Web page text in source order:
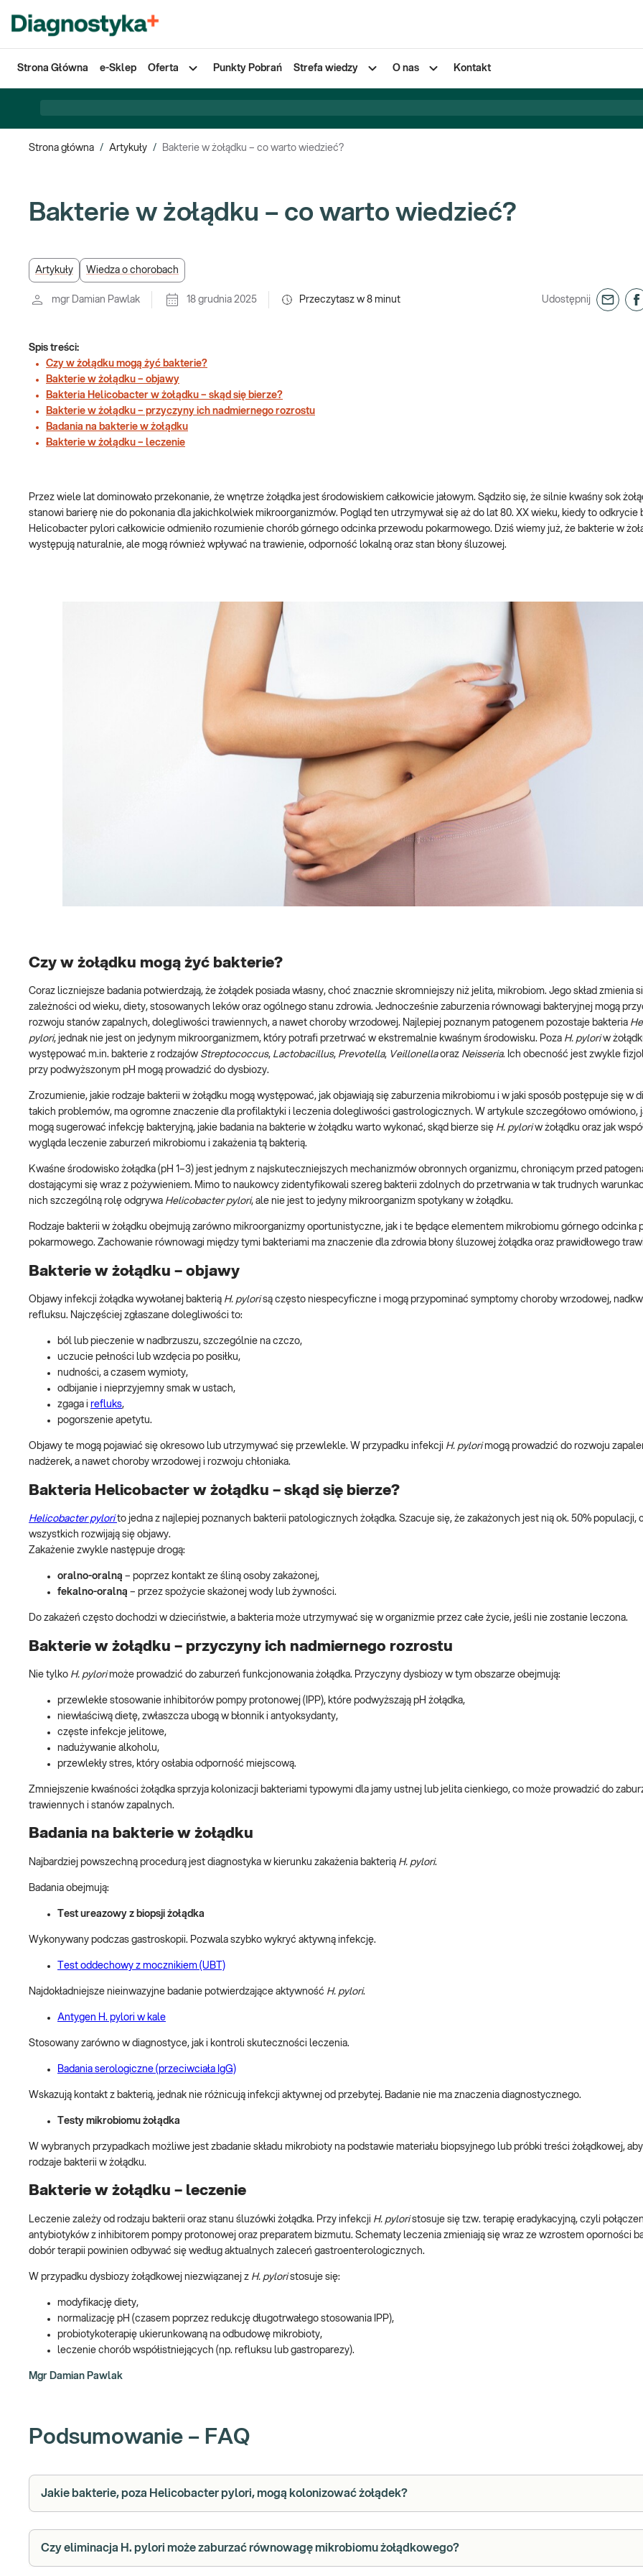
Strona Główna e-Sklep Oferta Punkty Pobrań Strefa wiedzy O nas Kontakt
Strona główna / Artykuły / Bakterie w żołądku – co warto wiedzieć?
Bakterie w żołądku – co warto wiedzieć?
Artykuły Wiedza o chorobach
mgr Damian Pawlak 18 grudnia 2025 Przeczytasz w 8 minut Udostępnij
Spis treści:
Czy w żołądku mogą żyć bakterie?
Bakterie w żołądku – objawy
Bakteria Helicobacter w żołądku – skąd się bierze?
Bakterie w żołądku – przyczyny ich nadmiernego rozrostu
Badania na bakterie w żołądku
Bakterie w żołądku – leczenie
Przez wiele lat dominowało przekonanie, że wnętrze żołądka jest środowiskiem całkowicie jałowym. Sądziło się, że silnie kwaśny sok
stanowi barierę nie do pokonania dla jakichkolwiek mikroorganizmów. Pogląd ten utrzymywał się aż do lat 80. XX wieku, kiedy to odkrycie
Helicobacter pylori całkowicie odmieniło rozumienie chorób górnego odcinka przewodu pokarmowego. Dziś wiemy już, że bakterie w
występują naturalnie, ale mogą również wpływać na trawienie, odporność lokalną oraz stan błony śluzowej.
Czy w żołądku mogą żyć bakterie?
Coraz liczniejsze badania potwierdzają, że żołądek posiada własny, choć znacznie skromniejszy niż jelita, mikrobiom. Jego skład zmienia
zależności od wieku, diety, stosowanych leków oraz ogólnego stanu zdrowia. Jednocześnie zaburzenia równowagi bakteryjnej mogą
rozwoju stanów zapalnych, dolegliwości trawiennych, a nawet choroby wrzodowej. Najlepiej poznanym patogenem pozostaje bakteria
pylori, jednak nie jest on jedynym mikroorganizmem, który potrafi przetrwać w ekstremalnie kwaśnym środowisku. Poza H. pyloriw
występować m.in. bakterie z rodzajów Streptococcus, Lactobacillus, Prevotella, Veillonellaoraz Neisseria. Ich obecność jest zwykle
przy podwyższonym pH mogą prowadzić do dysbiozy.
Zrozumienie, jakie rodzaje bakterii w żołądku mogą występować, jak objawiają się zaburzenia mikrobiomu i w jaki sposób postępuje się w
takich problemów, ma ogromne znaczenie dla profilaktyki i leczenia dolegliwości gastrologicznych. W artykule szczegółowo omówiono,
mogą sugerować infekcję bakteryjną, jakie badania na bakterie w żołądku warto wykonać, skąd bierze się H. pyloriw żołądku oraz jak
wygląda leczenie zaburzeń mikrobiomu i zakażenia tą bakterią.
Kwaśne środowisko żołądka (pH 1–3) jest jednym z najskuteczniejszych mechanizmów obronnych organizmu, chroniącym przed
dostającymi się wraz z pożywieniem. Mimo to naukowcy zidentyfikowali szereg bakterii zdolnych do przetrwania w tak trudnych
nich szczególną rolę odgrywa Helicobacter pylori, ale nie jest to jedyny mikroorganizm spotykany w żołądku.
Rodzaje bakterii w żołądku obejmują zarówno mikroorganizmy oportunistyczne, jak i te będące elementem mikrobiomu górnego odcinka
pokarmowego. Zachowanie równowagi między tymi bakteriami ma znaczenie dla zdrowia błony śluzowej żołądka oraz prawidłowego
Bakterie w żołądku – objawy
Objawy infekcji żołądka wywołanej bakterią H. pylorisą często niespecyficzne i mogą przypominać symptomy choroby wrzodowej,
refluksu. Najczęściej zgłaszane dolegliwości to:
ból lub pieczenie w nadbrzuszu, szczególnie na czczo,
uczucie pełności lub wzdęcia po posiłku,
nudności, a czasem wymioty,
odbijanie i nieprzyjemny smak w ustach,
zgaga i refluks,
pogorszenie apetytu.
Objawy te mogą pojawiać się okresowo lub utrzymywać się przewlekle. W przypadku infekcji H. pylorimogą prowadzić do rozwoju
nadżerek, a nawet choroby wrzodowej i rozwoju chłoniaka.
Bakteria Helicobacter w żołądku – skąd się bierze?
Helicobacter pylorito jedna z najlepiej poznanych bakterii patologicznych żołądka. Szacuje się, że zakażonych jest nią ok. 50% populacji,
wszystkich rozwijają się objawy.
Zakażenie zwykle następuje drogą:
oralno-oralną – poprzez kontakt ze śliną osoby zakażonej,
fekalno-oralną – przez spożycie skażonej wody lub żywności.
Do zakażeń często dochodzi w dzieciństwie, a bakteria może utrzymywać się w organizmie przez całe życie, jeśli nie zostanie leczona.
Bakterie w żołądku – przyczyny ich nadmiernego rozrostu
Nie tylko H. pylorimoże prowadzić do zaburzeń funkcjonowania żołądka. Przyczyny dysbiozy w tym obszarze obejmują:
przewlekłe stosowanie inhibitorów pompy protonowej (IPP), które podwyższają pH żołądka,
niewłaściwą dietę, zwłaszcza ubogą w błonnik i antyoksydanty,
częste infekcje jelitowe,
nadużywanie alkoholu,
przewlekły stres, który osłabia odporność miejscową.
Zmniejszenie kwaśności żołądka sprzyja kolonizacji bakteriami typowymi dla jamy ustnej lub jelita cienkiego, co może prowadzić do
trawiennych i stanów zapalnych.
Badania na bakterie w żołądku
Najbardziej powszechną procedurą jest diagnostyka w kierunku zakażenia bakterią H. pylori.
Badania obejmują:
Test ureazowy z biopsji żołądka
Wykonywany podczas gastroskopii. Pozwala szybko wykryć aktywną infekcję.
Test oddechowy z mocznikiem (UBT)
Najdokładniejsze nieinwazyjne badanie potwierdzające aktywność H. pylori.
Antygen H. pylori w kale
Stosowany zarówno w diagnostyce, jak i kontroli skuteczności leczenia.
Badania serologiczne (przeciwciała IgG)
Wskazują kontakt z bakterią, jednak nie różnicują infekcji aktywnej od przebytej. Badanie nie ma znaczenia diagnostycznego.
Testy mikrobiomu żołądka
W wybranych przypadkach możliwe jest zbadanie składu mikrobioty na podstawie materiału biopsyjnego lub próbki treści żołądkowej,
rodzaje bakterii w żołądku.
Bakterie w żołądku – leczenie
Leczenie zależy od rodzaju bakterii oraz stanu śluzówki żołądka. Przy infekcji H. pyloristosuje się tzw. terapię eradykacyjną, czyli
antybiotyków z inhibitorem pompy protonowej oraz preparatem bizmutu. Schematy leczenia zmieniają się wraz ze wzrostem oporności
dobór terapii powinien odbywać się według aktualnych zaleceń gastroenterologicznych.
W przypadku dysbiozy żołądkowej niezwiązanej z H. pyloristosuje się:
modyfikację diety,
normalizację pH (czasem poprzez redukcję długotrwałego stosowania IPP),
probiotykoterapię ukierunkowaną na odbudowę mikrobioty,
leczenie chorób współistniejących (np. refluksu lub gastroparezy).
Mgr Damian Pawlak
Podsumowanie – FAQ
Jakie bakterie, poza Helicobacter pylori, mogą kolonizować żołądek?
Czy eliminacja H. pylori może zaburzać równowagę mikrobiomu żołądkowego?